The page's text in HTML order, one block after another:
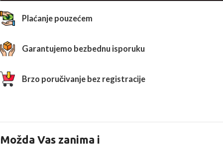
Plaćanje pouzećem
Garantujemo bezbednu isporuku
Brzo poručivanje bez registracije
Možda Vas zanima i